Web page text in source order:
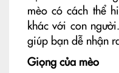
mèo có cách thể
khác với con
giúp bạn dễ nhận
Giọng của mèo